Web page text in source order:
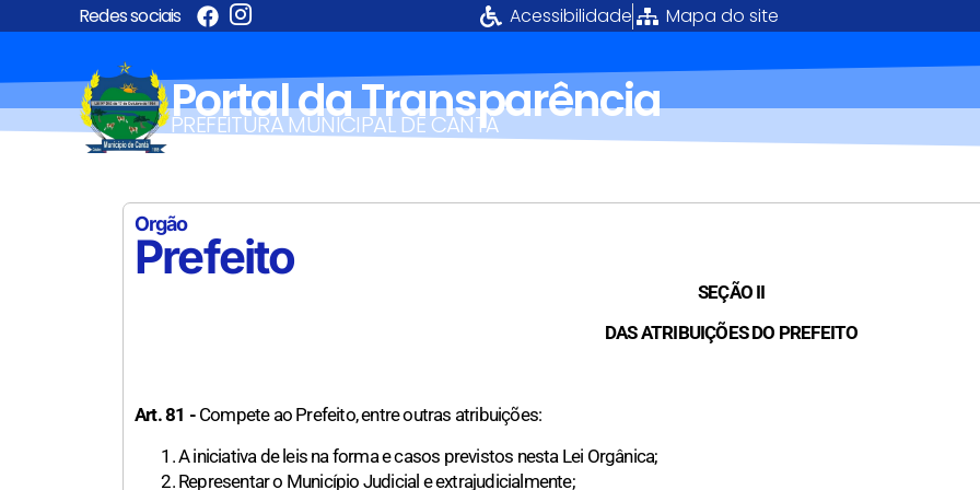
Redes sociais Acessibilidade Mapa do site
Portal da Transparência
PREFEITURA MUNICIPAL DE CANTÁ
Orgão
Prefeito
SEÇÃO II
DAS ATRIBUIÇÕES DO PREFEITO
Art. 81 -Compete ao Prefeito, entre outras atribuições:
A iniciativa de leis na forma e casos previstos nesta Lei Orgânica;
Representar o Município Judicial e extrajudicialmente;